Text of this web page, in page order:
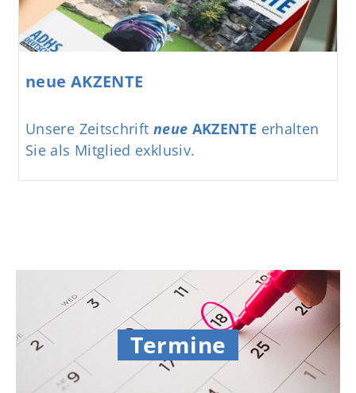
neue AKZENTE
Unsere Zeitschrift neue AKZENTE erhalten
Sie als Mitglied exklusiv.
Termine